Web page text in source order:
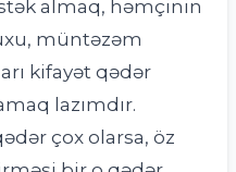
almaq, həmçinin
müntəzəm
kifayət qədər
lazımdır.
çox olarsa, öz